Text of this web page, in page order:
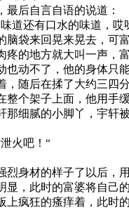
后自言自语的说道：
道还有口水的味道，
袋来回晃来晃去，可
的地方就大叫一声，
动不了，他的身体只
随后在揉了大约三四
个架子上面，他用手
细腻的小脚丫，宇
火吧！“
身材的样子了以后，
，此时的富婆将自己
疯狂的瘙痒着，此